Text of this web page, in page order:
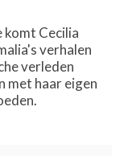
komt Cecilia
verhalen
verleden
met haar eigen